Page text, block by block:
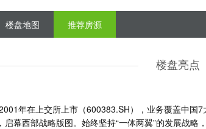
楼盘地图 推荐房源
楼盘亮点
年在上交所上市（600383.SH），业务覆盖中
幕西部战略版图。始终坚持“一体两翼”的发展战